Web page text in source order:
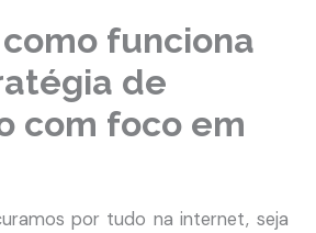
funciona
de
com foco em
por tudo na internet, seja